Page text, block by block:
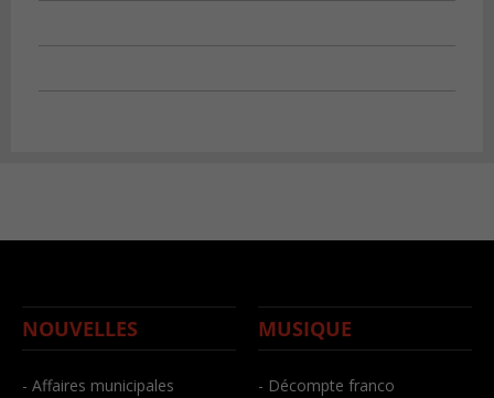
NOUVELLES
- Affaires municipales
MUSIQUE
- Décompte franco